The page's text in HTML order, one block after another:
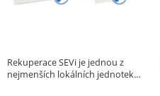
Rekuperace SEVi je jednou z
nejmenších lokálních jednotek…